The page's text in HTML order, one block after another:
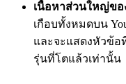
เนื้อหาส่วนใหญ่ขอ
เกือบทั้งหมดบน
และจะแสดงหัวข้อ
รุ่นที่โตแล้วเท่านั้น